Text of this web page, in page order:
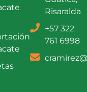
Risaralda
+57 322
761 6998